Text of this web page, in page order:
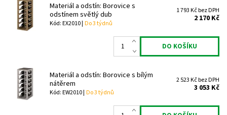
Materiál a odstín: Borovice s
odstínem světlý dub
Kód: EX2010 | Do 3 týdnů
1 793 Kč bez DPH
2 170 Kč
Materiál a odstín: Borovice s bílým
nátěrem
Kód: EW2010 | Do 3 týdnů
2 523 Kč bez DPH
3 053 Kč